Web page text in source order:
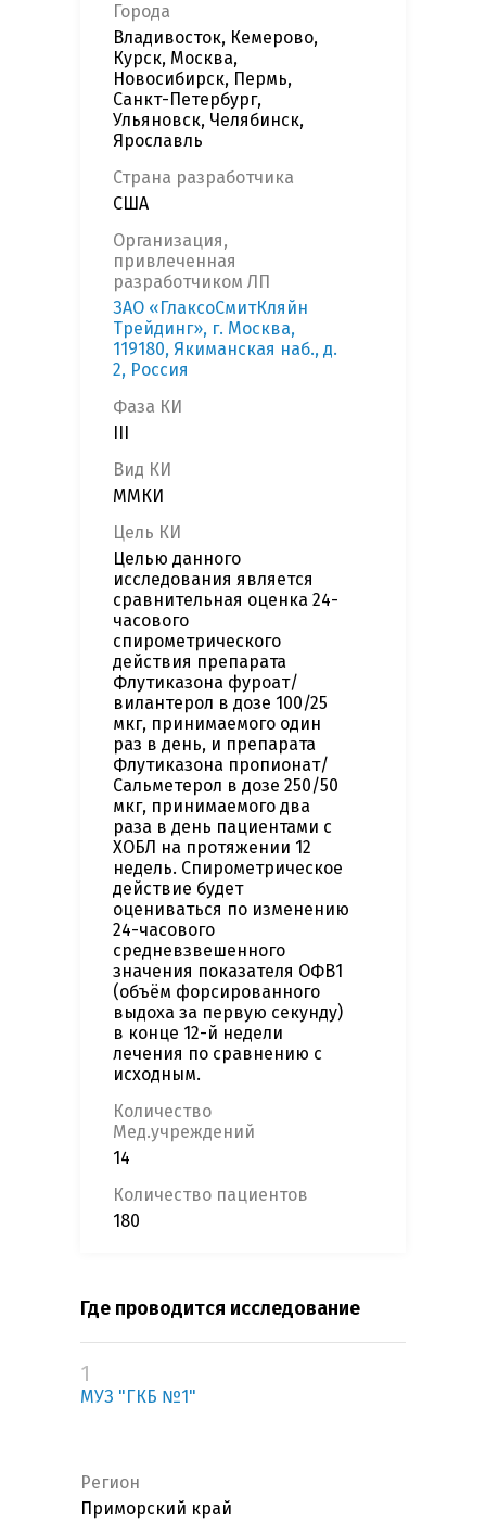
Города
Владивосток, Кемерово,
Курск, Москва,
Новосибирск, Пермь,
Санкт-Петербург,
Ульяновск, Челябинск,
Ярославль
Страна разработчика
США
Организация,
привлеченная
разработчиком ЛП
ЗАО «ГлаксоСмитКляйн
Трейдинг», г. Москва,
119180, Якиманская наб., д.
2, Россия
Фаза КИ
Вид КИ
ММКИ
Цель КИ
Целью данного
исследования является
сравнительная оценка 24-
часового
спирометрического
действия препарата
Флутиказона фуроат/
вилантерол в дозе 100/25
мкг, принимаемого один
раз в день, и препарата
Флутиказона пропионат/
Сальметерол в дозе 250/50
мкг, принимаемого два
раза в день пациентами с
ХОБЛ на протяжении 12
недель. Спирометрическое
действие будет
оцениваться по изменению
24-часового
средневзвешенного
значения показателя ОФВ1
(объём форсированного
выдоха за первую секунду)
в конце 12-й недели
лечения по сравнению с
исходным.
Количество
Мед.учреждений
14
Количество пациентов
180
Где проводится исследование
1
МУЗ "ГКБ №1"
Регион
Приморский край